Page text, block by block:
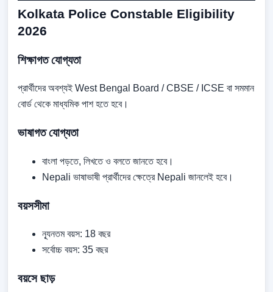
Kolkata Police Constable Eligibility
2026
শিক্ষাগত যোগ্যতা
প্রার্থীদের অবশ্যই West Bengal Board / CBSE / ICSE বা সমমান
বোর্ড থেকে মাধ্যমিক পাশ হতে হবে।
ভাষাগত যোগ্যতা
বাংলা পড়তে, লিখতে ও বলতে জানতে হবে।
Nepali ভাষাভাষী প্রার্থীদের ক্ষেত্রে Nepali জানলেই হবে।
বয়সসীমা
ন্যূনতম বয়স: 18 বছর
সর্বোচ্চ বয়স: 35 বছর
বয়সে ছাড়